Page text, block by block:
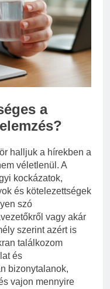
a táppénz?
Ezelőtt
a
halljuk a hírekben a
véletlenül. A
kockázatok,
és kötelezettségek
szó
vagy akár
szerint azért is
találkozom
és
bizonytalanok,
vajon mennyire